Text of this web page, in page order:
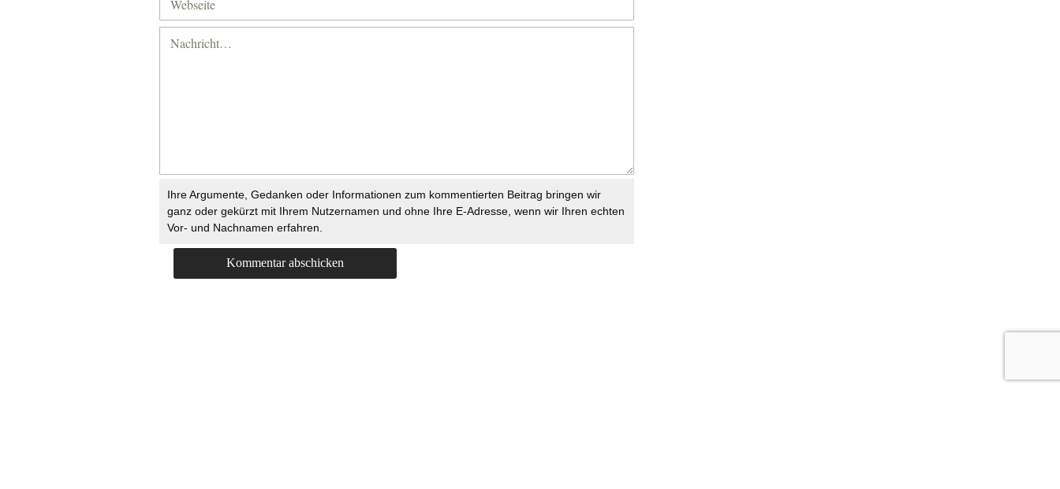
Ihre Argumente, Gedanken oder Informationen zum kommentierten Beitrag bringen wir
ganz oder gekürzt mit Ihrem Nutzernamen und ohne Ihre E-Adresse, wenn wir Ihren echten
Vor- und Nachnamen erfahren.